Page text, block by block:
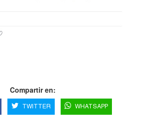
Compartir en:
TWITTER WHATSAPP